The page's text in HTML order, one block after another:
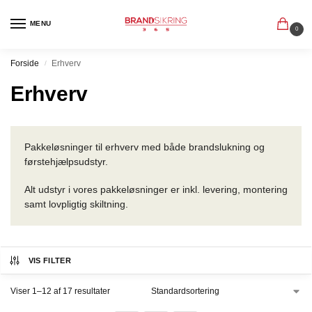
MENU
0
Forside / Erhverv
Erhverv
Pakkeløsninger til erhverv med både brandslukning og
førstehjælpsudstyr.
Alt udstyr i vores pakkeløsninger er inkl. levering, montering
samt lovpligtig skiltning.
VIS FILTER
Viser 1–12 af 17 resultater